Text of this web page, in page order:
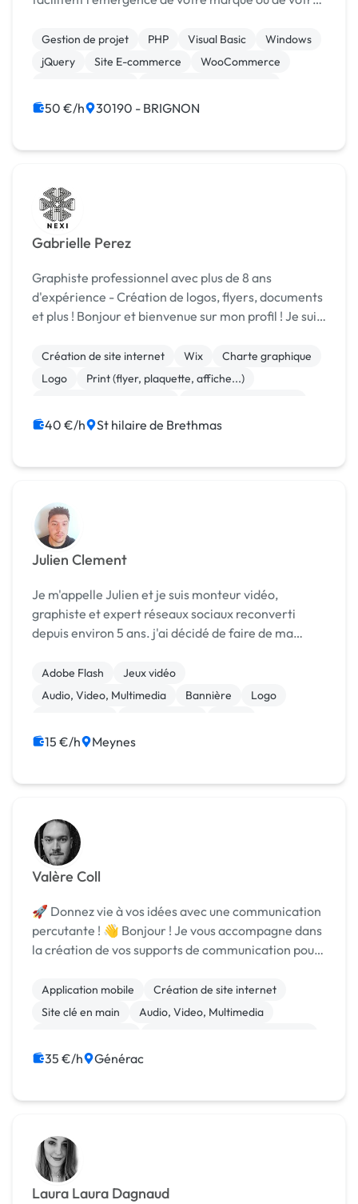
votre présence sur internet, vous vous donnez les
chances...
Gestion de projet PHP Visual Basic
Windows
jQuery
Site E-commerce
WooCommerce
Experience utilisateur
50 €/h 30190 - BRIGNON
Gabrielle Perez
Graphiste professionnel avec plus de 8 ans
d'expérience - Création de logos, flyers, documents
et plus ! Bonjour et bienvenue sur mon profil ! Je suis
d'expérience dans le domaine de la création
visuell...
Création de site internet Wix
Charte graphique
Logo
Print (flyer, plaquette, affiche...)
Communication
40 €/h St hilaire de Brethmas
Julien Clement
Je m'appelle Julien et je suis monteur vidéo,
graphiste et expert réseaux sociaux reconverti
depuis environ 5 ans. j'ai décidé de faire de ma
compte. J'ai par la suite suivi plusieurs formations
de ba...
Adobe Flash
Jeux vidéo
Audio, Video, Multimedia
Bannière
Logo
Photoshop
Print (flyer, plaquette, affiche...)
15 €/h Meynes
Valère Coll
🚀 Donnez vie à vos idées avec une communication
percutante ! 👋 Bonjour ! Je vous accompagne dans
la création de vos supports de communication pour
uniques, en parfaite harmonie avec votre image
et...
Application mobile
Création de site internet
Site clé en main
Audio, Video, Multimedia
Community management
35 €/h Générac
Laura Laura Dagnaud